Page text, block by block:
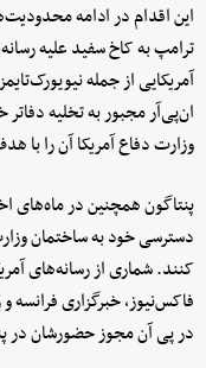
این اقدام در ادامه
ترامپ به کاخ سفید علیه
آمریکایی از جمله
ان‌پی‌آر مجبور به تخلیه
وزارت دفاع آمریکا آن را با
پنتاگون همچنین در ماه‌های
دسترسی خود به ساختمان
کنند. شماری از رسانه‌های
فاکس‌نیوز، خبرگزاری فرانسه
در پی آن مجوز حضورشان در